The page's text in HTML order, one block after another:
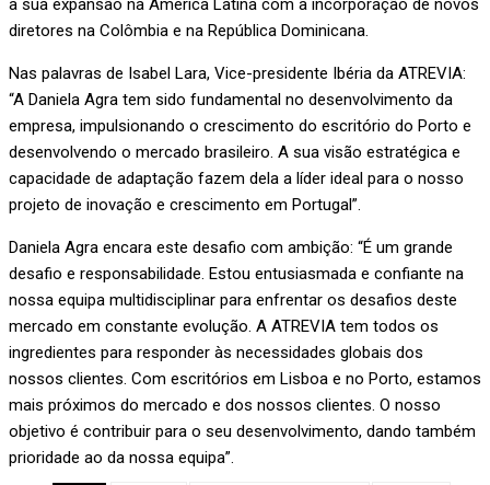
a sua expansão na América Latina com a incorporação de novos
diretores na Colômbia e na República Dominicana.
Nas palavras de Isabel Lara, Vice-presidente Ibéria da ATREVIA:
“A Daniela Agra tem sido fundamental no desenvolvimento da
empresa, impulsionando o crescimento do escritório do Porto e
desenvolvendo o mercado brasileiro. A sua visão estratégica e
capacidade de adaptação fazem dela a líder ideal para o nosso
projeto de inovação e crescimento em Portugal”.
Daniela Agra encara este desafio com ambição: “É um grande
desafio e responsabilidade. Estou entusiasmada e confiante na
nossa equipa multidisciplinar para enfrentar os desafios deste
mercado em constante evolução. A ATREVIA tem todos os
ingredientes para responder às necessidades globais dos
nossos clientes. Com escritórios em Lisboa e no Porto, estamos
mais próximos do mercado e dos nossos clientes. O nosso
objetivo é contribuir para o seu desenvolvimento, dando também
prioridade ao da nossa equipa”.